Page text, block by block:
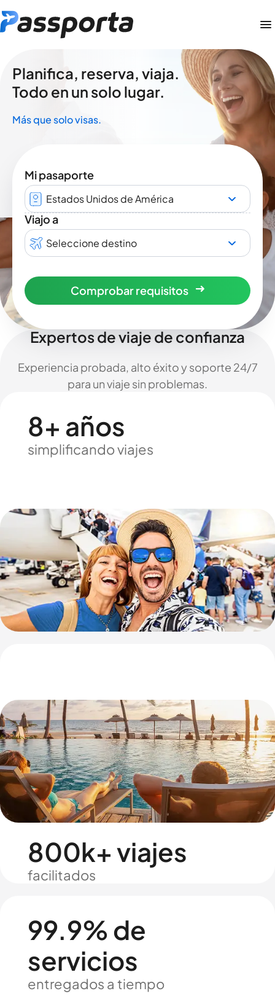
Planifica, reserva, viaja.
Todo en un solo lugar.
Más que solo visas.
Mi pasaporte
Estados Unidos de América
Viajo a
Seleccione destino
Comprobar requisitos
Expertos de viaje de confianza
Experiencia probada, alto éxito y soporte 24/7
para un viaje sin problemas.
8+ años
simplificando viajes
800k+ viajes
facilitados
99.9% de
servicios
entregados a tiempo